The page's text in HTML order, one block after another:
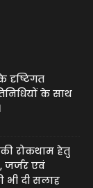
दृष्टिगत
के साथ
रोकथाम हेतु
जर्जर एवं
भी दी सलाह